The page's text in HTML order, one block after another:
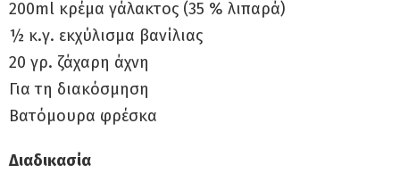
200ml κρέμα γάλακτος (35 % λιπαρά)
½ κ.γ. εκχύλισμα βανίλιας
20 γρ. ζάχαρη άχνη
Για τη διακόσμηση
Βατόμουρα φρέσκα
Διαδικασία